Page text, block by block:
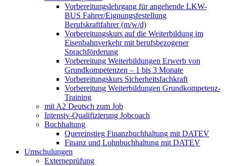
Vorbereitungslehrgang für angehende LKW-
BUS Fahrer/Eignungsfestellung
Berufskraftfahrer (m/w/d)
Vorbereitungskurs auf die Weiterbildung im
Eisenbahnverkehr mit berufsbezogener
Sprachförderung
Vorbereitung Weiterbildungen Erwerb von
Grundkompetenzen – 1 bis 3 Monate
Vorbereitungskurs Sicherheitsfachkraft
Vorbereitung Weiterbildungen Grundkompetenz-
Training
mit A2 Deutsch zum Job
Intensiv-Qualifizierung Jobcoach
Buchhaltung
Quereinstieg Finanzbuchhaltung mit DATEV
Finanz und Lohnbuchhaltung mit DATEV
Umschulungen
Externeprüfung